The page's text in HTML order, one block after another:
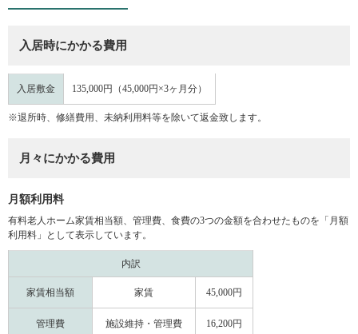
入居時にかかる費用
入居敷金 135,000円（45,000円×3ヶ月分）
※退所時、修繕費用、未納利用料等を除いて返金致します。
月々にかかる費用
月額利用料
有料老人ホーム家賃相当額、管理費、食費の3つの金額を合わせたものを「月額
利用料」として表示しています。
内訳
家賃相当額 家賃 45,000円
管理費 施設維持・管理費 16,200円